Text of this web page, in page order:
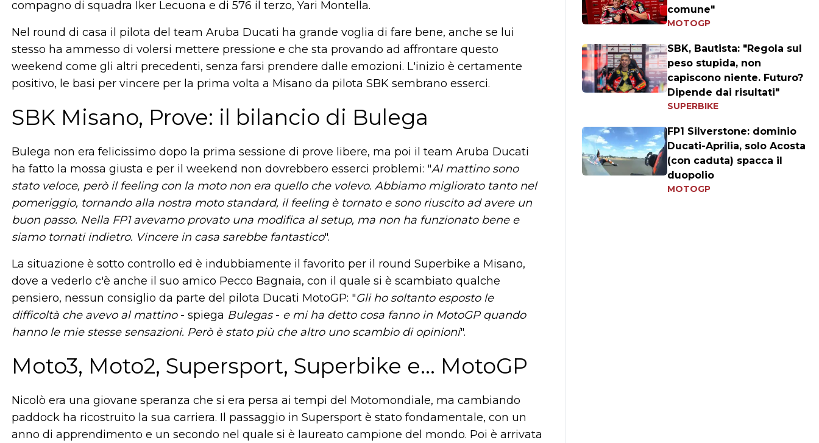
compagno di squadra Iker Lecuona e di 576 il terzo, Yari Montella.
Nel round di casa il pilota del team Aruba Ducati ha grande voglia di fare bene, anche se lui
stesso ha ammesso di volersi mettere pressione e che sta provando ad affrontare questo
weekend come gli altri precedenti, senza farsi prendere dalle emozioni. L'inizio è certamente
positivo, le basi per vincere per la prima volta a Misano da pilota SBK sembrano esserci.
SBK Misano, Prove: il bilancio di Bulega
Bulega non era felicissimo dopo la prima sessione di prove libere, ma poi il team Aruba Ducati
ha fatto la mossa giusta e per il weekend non dovrebbero esserci problemi: "Al mattino sono
stato veloce, però il feeling con la moto non era quello che volevo. Abbiamo migliorato tanto nel
pomeriggio, tornando alla nostra moto standard, il feeling è tornato e sono riuscito ad avere un
buon passo. Nella FP1 avevamo provato una modifica al setup, ma non ha funzionato bene e
siamo tornati indietro. Vincere in casa sarebbe fantastico".
La situazione è sotto controllo ed è indubbiamente il favorito per il round Superbike a Misano,
dove a vederlo c'è anche il suo amico Pecco Bagnaia, con il quale si è scambiato qualche
pensiero, nessun consiglio da parte del pilota Ducati MotoGP: "Gli ho soltanto esposto le
difficoltà che avevo al mattino- spiega Bulegas- e mi ha detto cosa fanno in MotoGP quando
hanno le mie stesse sensazioni. Però è stato più che altro uno scambio di opinioni".
Moto3, Moto2, Supersport, Superbike e... MotoGP
Nicolò era una giovane speranza che si era persa ai tempi del Motomondiale, ma cambiando
paddock ha ricostruito la sua carriera. Il passaggio in Supersport è stato fondamentale, con un
anno di apprendimento e un secondo nel quale si è laureato campione del mondo. Poi è arrivata
comune"
MOTOGP
SBK, Bautista: "Regola sul
peso stupida, non
capiscono niente. Futuro?
Dipende dai risultati"
SUPERBIKE
FP1 Silverstone: dominio
Ducati-Aprilia, solo Acosta
(con caduta) spacca il
duopolio
MOTOGP